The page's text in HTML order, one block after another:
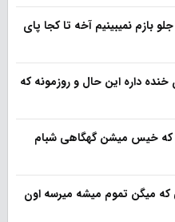
بازم نمیبینیم آخه تا کجا پای
خنده داره این حال و روزمونه که
که خیس میشن گهگاهی شبام
که میگن تموم میشه میرسه اون